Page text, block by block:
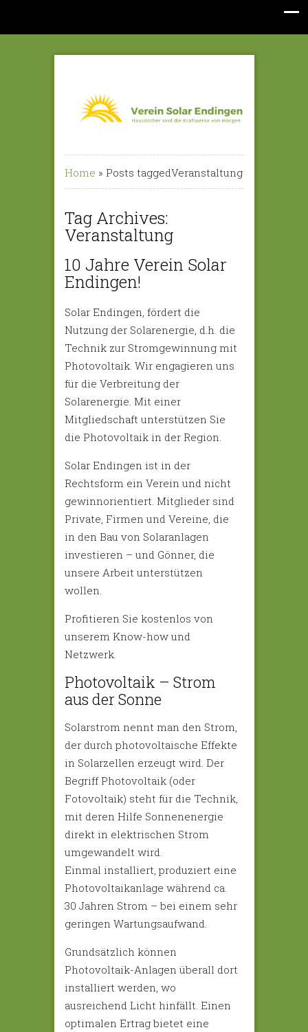
Home » Posts taggedVeranstaltung
Tag Archives:
Veranstaltung
10 Jahre Verein Solar
Endingen!
Solar Endingen, fördert die
Nutzung der Solarenergie, d.h. die
Technik zur Stromgewinnung mit
Photovoltaik. Wir engagieren uns
für die Verbreitung der
Solarenergie. Mit einer
Mitgliedschaft unterstützen Sie
die Photovoltaik in der Region.
Solar Endingen ist in der
Rechtsform ein Verein und nicht
gewinnorientiert. Mitglieder sind
Private, Firmen und Vereine, die
in den Bau von Solaranlagen
investieren – und Gönner, die
unsere Arbeit unterstützen
wollen.
Profitieren Sie kostenlos von
unserem Know-how und
Netzwerk.
Photovoltaik – Strom
aus der Sonne
Solarstrom nennt man den Strom,
der durch photovoltaische Effekte
in Solarzellen erzeugt wird. Der
Begriff Photovoltaik (oder
Fotovoltaik) steht für die Technik,
mit deren Hilfe Sonnenenergie
direkt in elektrischen Strom
umgewandelt wird.
Einmal installiert, produziert eine
Photovoltaikanlage während ca.
30 Jahren Strom – bei einem sehr
geringen Wartungsaufwand.
Grundsätzlich können
Photovoltaik-Anlagen überall dort
installiert werden, wo
ausreichend Licht hinfällt. Einen
optimalen Ertrag bietet eine